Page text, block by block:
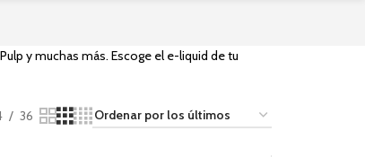
y muchas más. Escoge el e-liquid de tu
36